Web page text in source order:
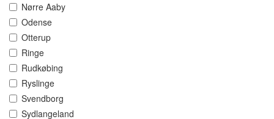
Nørre Aaby
Odense
Otterup
Ringe
Rudkøbing
Ryslinge
Svendborg
Sydlangeland